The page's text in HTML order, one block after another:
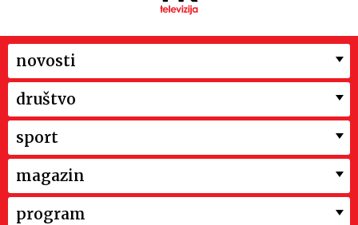
novosti
društvo
sport
magazin
program